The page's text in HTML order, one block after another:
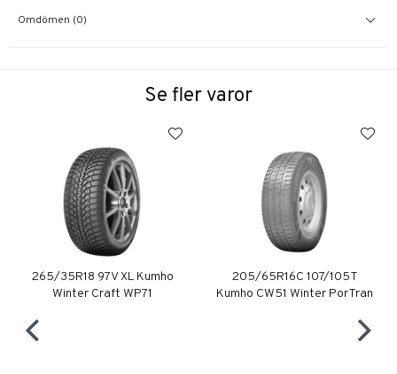
Omdömen (0)
Se fler varor
265/35R18 97V XL Kumho
Winter Craft WP71
205/65R16C 107/105T
Kumho CW51 Winter PorTran